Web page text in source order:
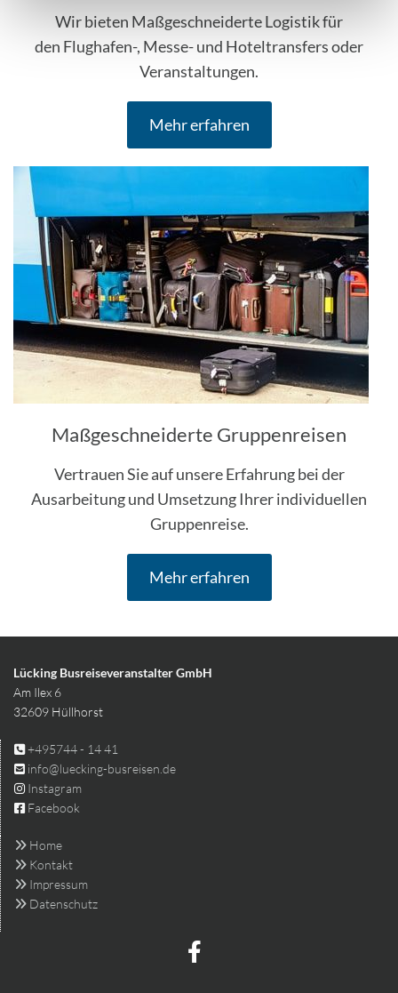
Wir bieten Maßgeschneiderte Logistik für
den Flughafen-, Messe- und Hoteltransfers oder
Veranstaltungen.
Mehr erfahren
Maßgeschneiderte Gruppenreisen
Vertrauen Sie auf unsere Erfahrung bei der
Ausarbeitung und Umsetzung Ihrer individuellen
Gruppenreise.
Mehr erfahren
Lücking Busreiseveranstalter GmbH
Am Ilex 6
32609 Hüllhorst
 +495744 - 14 41
 info@luecking-busreisen.de
 Instagram
Facebook
 Home
 Kontakt
 Impressum
 Datenschutz